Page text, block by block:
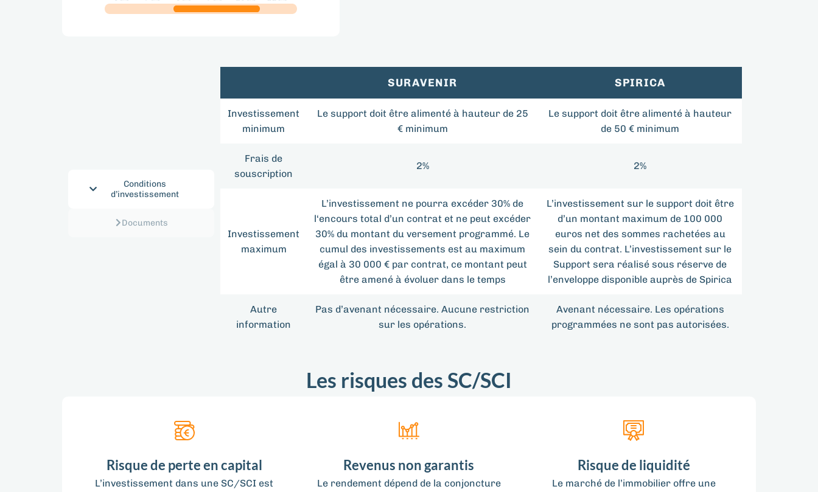
Conditions
d’investissement
Documents
SURAVENIR SPIRICA
Investissement
minimum
Le support doit être alimenté à hauteur de 25
€ minimum
Le support doit être alimenté à hauteur
de 50 € minimum
Frais de
souscription
2% 2%
Investissement
maximum
L’investissement ne pourra excéder 30% de
l‘encours total d’un contrat et ne peut excéder
30% du montant du versement programmé. Le
cumul des investissements est au maximum
égal à 30 000 € par contrat, ce montant peut
être amené à évoluer dans le temps
L’investissement sur le support doit être
d’un montant maximum de 100 000
euros net des sommes rachetées au
sein du contrat. L’investissement sur le
Support sera réalisé sous réserve de
l’enveloppe disponible auprès de Spirica
Autre
information
Pas d’avenant nécessaire. Aucune restriction
sur les opérations.
Avenant nécessaire. Les opérations
programmées ne sont pas autorisées.
Les risques des SC/SCI
Risque de perte en capital
L’investissement dans une SC/SCI est
Revenus non garantis
Le rendement dépend de la conjoncture
Risque de liquidité
Le marché de l’immobilier offre une